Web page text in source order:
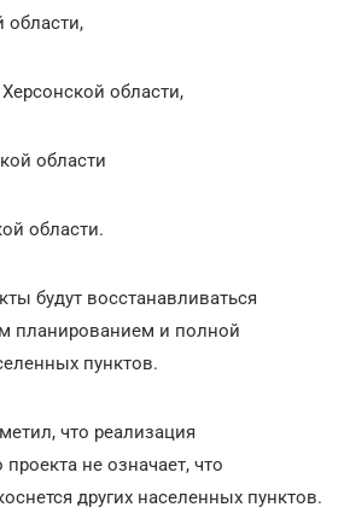
области,
области,
области
области.
будут восстанавливаться
планированием и полной
пунктов.
что реализация
не означает, что
других населенных пунктов.